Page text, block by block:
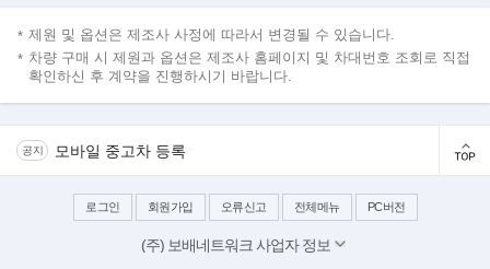
제원 및 옵션은 제조사 사정에 따라서 변경될 수 있습니다.
차량 구매 시 제원과 옵션은 제조사 홈페이지 및 차대번호 조회로 직접
확인하신 후 계약을 진행하시기 바랍니다.
공지 모바일 중고차 등록
로그인 회원가입 오류신고 전체메뉴 PC버전
(주) 보배네트워크 사업자 정보